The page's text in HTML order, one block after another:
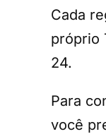
Cada
próprio
24.
Para
você